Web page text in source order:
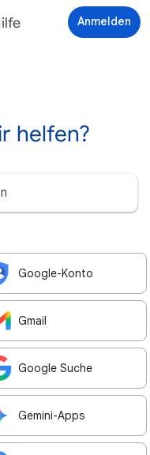
Anmelden
helfen?
Google-Konto
Gmail
Google Suche
Gemini-Apps